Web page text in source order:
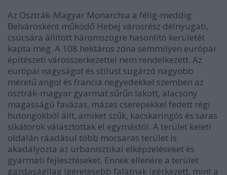
Az Osztrák-Magyar Monarchia a félig-meddig
Belvárosként működő Hebej városrész délnyugati,
csúcsára állított háromszögre hasonlító kerületét
kapta meg. A 108 hektáros zóna semmilyen európai
építészeti városszerkezettel nem rendelkezett. Az
európai nagyságot és stílust sugárzó nagyobb
méretű angol és francia negyedekkel szemben az
osztrák-magyar gyarmat sűrűn lakott, alacsony
magasságú favázas, mázas cserepekkel fedett régi
hutongokból állt, amiket szűk, kacskaringós és saras
sikátorok választottak el egymástól. A terület keleti
oldalán ráadásul több mocsaras terület is
akadályozta az urbanisztikai elképzeléseket és
gyarmati fejlesztéseket. Ennek ellenére a terület
gazdaságilag ígéretesebb falatnak ígérkezett, mint a